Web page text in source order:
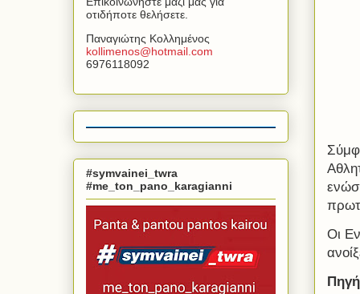
Οι
οτιδήποτε θελήσετε.
Παναγιώτης Κολλημένος
kollimenos@hotmail com
6976118092
#symvainei_twra
#me_ton_pano_karagianni